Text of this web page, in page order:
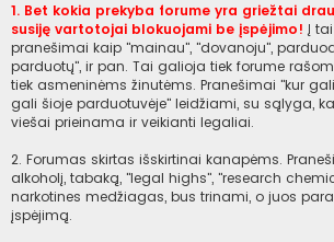
1. Bet kokia prekyba forume yra griežtai
susiję vartotojai blokuojami be įspėjimo! Į
pranešimai kaip "mainau", "dovanoju",
parduotų", ir pan. Tai galioja tiek forume
tiek asmeninėms žinutėms. Pranešimai "kur
gali šioje parduotuvėje" leidžiami, su sąlyga,
viešai prieinama ir veikianti legaliai.
2. Forumas skirtas išskirtinai kanapėms.
alkoholį, tabaką, "legal highs", "research
narkotines medžiagas, bus trinami, o juos
įspėjimą.